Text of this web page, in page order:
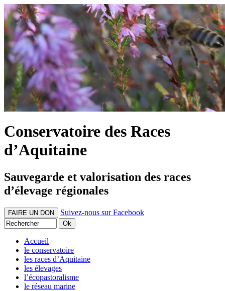
Conservatoire des Races
d’Aquitaine
Sauvegarde et valorisation des races
d’élevage régionales
FAIRE UN DON Suivez-nous sur Facebook
Accueil
le conservatoire
les races d’Aquitaine
les élevages
l’écopastoralisme
le réseau marine